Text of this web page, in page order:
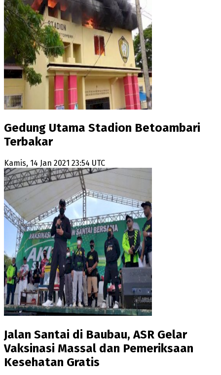
Gedung Utama Stadion Betoambari
Terbakar
Kamis, 14 Jan 2021 23:54 UTC
Jalan Santai di Baubau, ASR Gelar
Vaksinasi Massal dan Pemeriksaan
Kesehatan Gratis